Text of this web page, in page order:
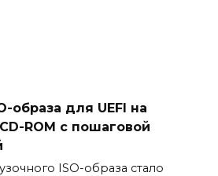
образа для UEFI на
ROM с пошаговой
ISO-образа стало